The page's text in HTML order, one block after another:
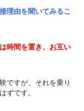
理由を聞いてみるこ
時間を置き、お互い
ですが、それを乗り
ずです。